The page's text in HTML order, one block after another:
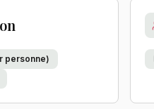
personne)